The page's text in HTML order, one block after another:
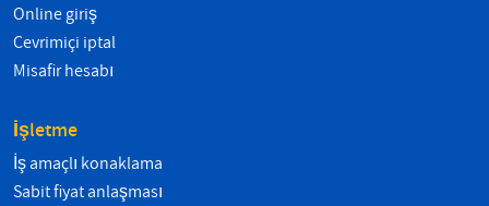
Online giriş
Çevrimiçi iptal
Misafir hesabı
İşletme
İş amaçlı konaklama
Sabit fiyat anlaşması